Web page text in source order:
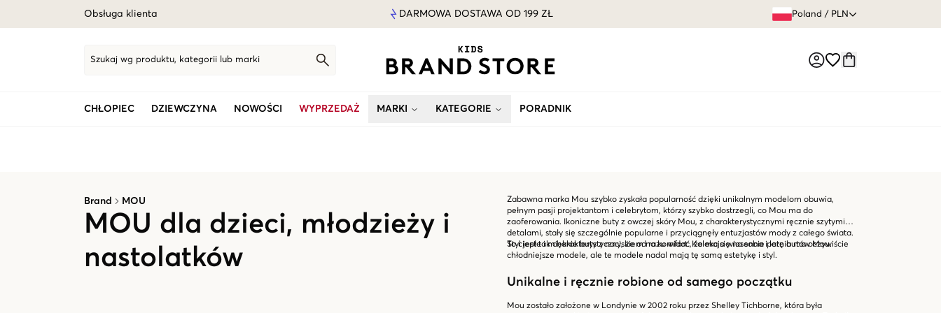
Obsługa klienta DARMOWA DOSTAWA OD 199 ZŁ Poland / PLN
Szukaj wg produktu, kategorii lub marki
CHŁOPIEC DZIEWCZYNA NOWOŚCI WYPRZEDAŻ MARKI KATEGORIE PORADNIK
Brand MOU
MOU dla dzieci, młodzieży i
nastolatków
Zabawna marka Mou szybko zyskała popularność dzięki unikalnym modelom obuwia,
pełnym pasji projektantom i celebrytom, którzy szybko dostrzegli, co Mou ma do
zaoferowania. Ikoniczne buty z owczej skóry Mou, z charakterystycznymi ręcznie szytymi
detalami, stały się szczególnie popularne i przyciągnęły entuzjastów mody z całego świata.
Styl jest tak charakterystyczny, że od razu widać, że ma się na sobie parę butów Mou.
To ciepłe i miękkie buty z naciskiem na komfort. Kolekcja wiosenna i letnia ma oczywiście
chłodniejsze modele, ale te modele nadal mają tę samą estetykę i styl.
Unikalne i ręcznie robione od samego początku
Mou zostało założone w Londynie w 2002 roku przez Shelley Tichborne, która była